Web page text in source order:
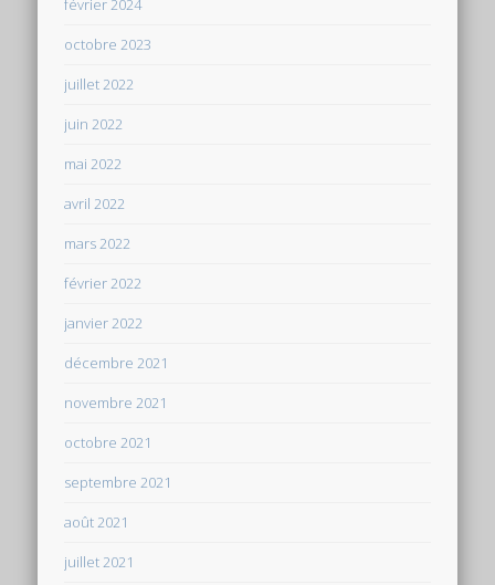
février 2024
octobre 2023
juillet 2022
juin 2022
mai 2022
avril 2022
mars 2022
février 2022
janvier 2022
décembre 2021
novembre 2021
octobre 2021
septembre 2021
août 2021
juillet 2021